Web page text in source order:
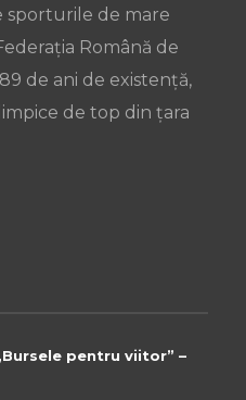
sporturile de mare
Română de
de ani de existență,
de top din țara
pentru viitor” –